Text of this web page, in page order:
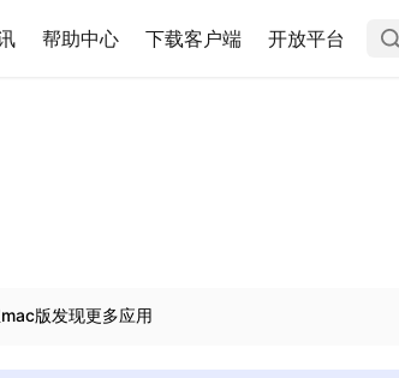
帮助中心 下载客户端 开放平台
版发现更多应用